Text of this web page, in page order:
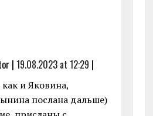
| 19.08.2023 at 12:29 |
и Яковина,
послана дальше)